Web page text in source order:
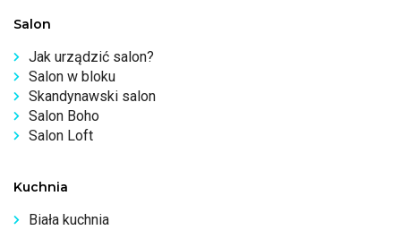
Salon
Jak urządzić salon?
Salon w bloku
Skandynawski salon
Salon Boho
Salon Loft
Kuchnia
Biała kuchnia